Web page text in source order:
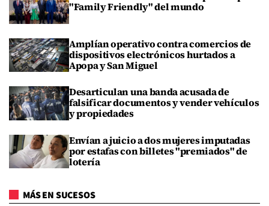
"Family Friendly" del mundo
Amplían operativo contra comercios de
dispositivos electrónicos hurtados a
Apopa y San Miguel
Desarticulan una banda acusada de
falsificar documentos y vender vehículos
y propiedades
Envían a juicio a dos mujeres imputadas
por estafas con billetes "premiados" de
lotería
MÁS EN SUCESOS